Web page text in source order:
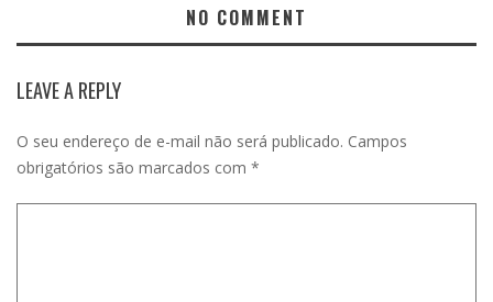
NO COMMENT
LEAVE A REPLY
O seu endereço de e-mail não será publicado. Campos
obrigatórios são marcados com *